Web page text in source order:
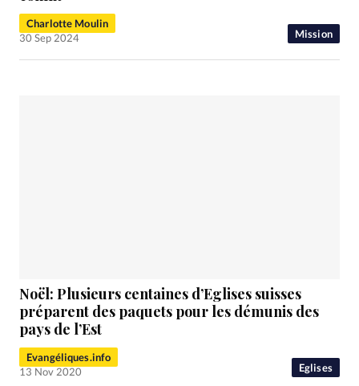
Mission
Charlotte Moulin
30 Sep 2024
Eglises
Noël: Plusieurs centaines d’Eglises suisses
préparent des paquets pour les démunis des
pays de l’Est
Evangéliques.info
13 Nov 2020